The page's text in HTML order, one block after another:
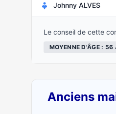
Johnny ALVES
Le conseil de cette
MOYENNE D'ÂGE : 56
Anciens